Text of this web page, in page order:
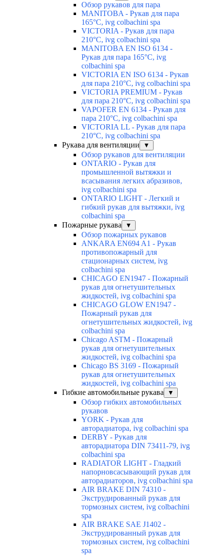
Обзор рукавов для пара
MANITOBA - Рукав для пара
165°C, ivg colbachini spa
VICTORIA - Рукав для пара
210°C, ivg colbachini spa
MANITOBA EN ISO 6134 -
Рукав для пара 165°C, ivg
colbachini spa
VICTORIA EN ISO 6134 - Рукав
для пара 210°C, ivg colbachini spa
VICTORIA PREMIUM - Рукав
для пара 210°C, ivg colbachini spa
VAPOFER EN 6134 - Рукав для
пара 210°C, ivg colbachini spa
VICTORIA LL - Рукав для пара
210°C, ivg colbachini spa
Рукава для вентиляции
▼
Обзор рукавов для вентиляции
ONTARIO - Рукав для
промышленной вытяжки и
всасывания легких абразивов,
ivg colbachini spa
ONTARIO LIGHT - Легкий и
гибкий рукав для вытяжки, ivg
colbachini spa
Пожарные рукава
▼
Обзор пожарных рукавов
ANKARA EN694 A1 - Рукав
противопожарный для
стационарных систем, ivg
colbachini spa
CHICAGO EN1947 - Пожарный
рукав для огнетушительных
жидкостей, ivg colbachini spa
CHICAGO GLOW EN1947 -
Пожарный рукав для
огнетушительных жидкостей, ivg
colbachini spa
Chicago ASTM - Пожарный
рукав для огнетушительных
жидкостей, ivg colbachini spa
Chicago BS 3169 - Пожарный
рукав для огнетушительных
жидкостей, ivg colbachini spa
Гибкие автомобильные рукава
▼
Обзор гибких автомобильных
рукавов
YORK - Рукав для
авторадиатора, ivg colbachini spa
DERBY - Рукав для
авторадиатора DIN 73411-79, ivg
colbachini spa
RADIATOR LIGHT - Гладкий
напорновсасывающий рукав для
авторадиаторов, ivg colbachini spa
AIR BRAKE DIN 74310 -
Экструдированный рукав для
тормозных систем, ivg colbachini
spa
AIR BRAKE SAE J1402 -
Экструдированный рукав для
тормозных систем, ivg colbachini
spa